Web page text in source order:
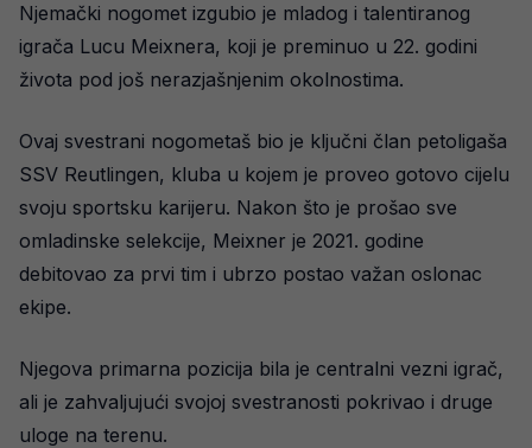
Njemački nogomet izgubio je mladog i talentiranog
igrača Lucu Meixnera, koji je preminuo u 22. godini
života pod još nerazjašnjenim okolnostima.
Ovaj svestrani nogometaš bio je ključni član petoligaša
SSV Reutlingen, kluba u kojem je proveo gotovo cijelu
svoju sportsku karijeru. Nakon što je prošao sve
omladinske selekcije, Meixner je 2021. godine
debitovao za prvi tim i ubrzo postao važan oslonac
ekipe.
Njegova primarna pozicija bila je centralni vezni igrač,
ali je zahvaljujući svojoj svestranosti pokrivao i druge
uloge na terenu.